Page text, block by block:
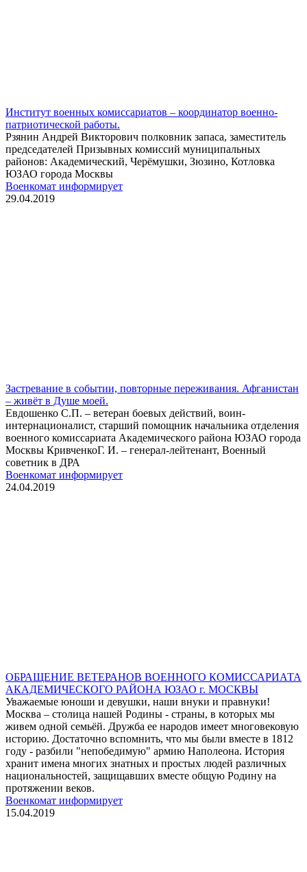
Институт военных комиссариатов – координатор военно-
патриотической работы.
Рзянин Андрей Викторович полковник запаса, заместитель
председателей Призывных комиссий муниципальных
районов: Академический, Черёмушки, Зюзино, Котловка
ЮЗАО города Москвы
Военкомат информирует
29.04.2019
Застревание в событии, повторные переживания. Афганистан
– живёт в Душе моей.
Евдошенко С.П. – ветеран боевых действий, воин-
интернационалист, старший помощник начальника отделения
военного комиссариата Академического района ЮЗАО города
Москвы КривченкоГ. И. – генерал-лейтенант, Военный
советник в ДРА
Военкомат информирует
24.04.2019
ОБРАЩЕНИЕ ВЕТЕРАНОВ ВОЕННОГО КОМИССАРИАТА
АКАДЕМИЧЕСКОГО РАЙОНА ЮЗАО г. МОСКВЫ
Уважаемые юноши и девушки, наши внуки и правнуки!
Москва – столица нашей Родины - страны, в которых мы
живем одной семьёй. Дружба ее народов имеет многовековую
историю. Достаточно вспомнить, что мы были вместе в 1812
году - разбили "непобедимую" армию Наполеона. История
хранит имена многих знатных и простых людей различных
национальностей, защищавших вместе общую Родину на
протяжении веков.
Военкомат информирует
15.04.2019